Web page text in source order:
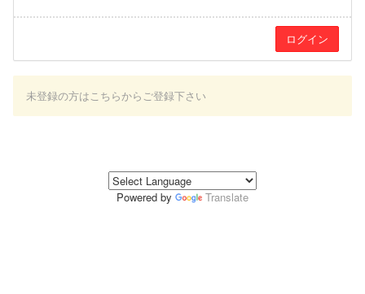
未登録の方はこちらからご登録下さい
Powered by Translate